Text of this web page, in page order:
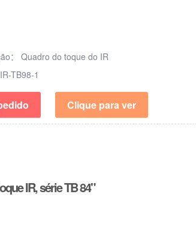
： Quadro do toque do IR
TB98-1
Clique para ver
IR, série TB 84"